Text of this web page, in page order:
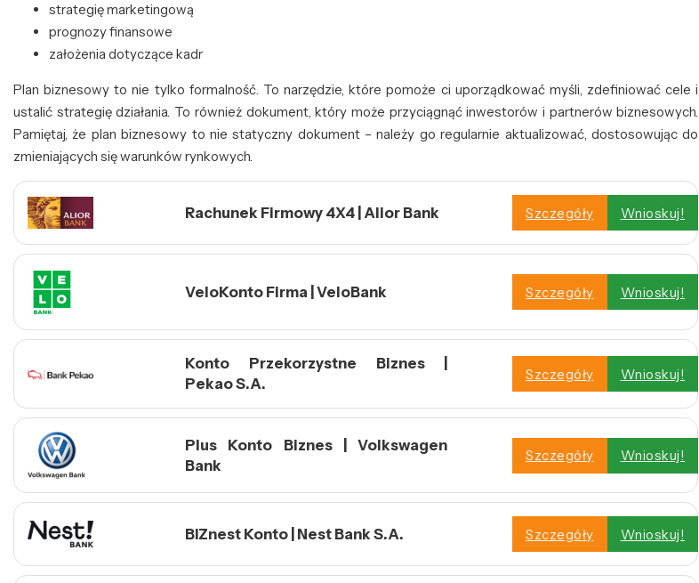
strategię marketingową
prognozy finansowe
założenia dotyczące kadr
Plan biznesowy to nie tylko formalność. To narzędzie, które pomoże ci uporządkować myśli, zdefiniować cele i
ustalić strategię działania. To również dokument, który może przyciągnąć inwestorów i partnerów biznesowych.
Pamiętaj, że plan biznesowy to nie statyczny dokument – należy go regularnie aktualizować, dostosowując do
zmieniających się warunków rynkowych.
Rachunek Firmowy 4X4 | Alior Bank Szczegóły Wnioskuj!
VeloKonto Firma | VeloBank Szczegóły Wnioskuj!
Konto Przekorzystne Biznes |
Pekao S.A.
Szczegóły Wnioskuj!
Plus Konto Biznes | Volkswagen
Bank
Szczegóły Wnioskuj!
BIZnest Konto | Nest Bank S.A. Szczegóły Wnioskuj!